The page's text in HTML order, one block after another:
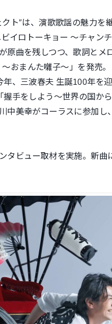
ト″は、演歌歌謡の魅力を
イロトーキョー 〜チャン
原曲を残しつつ、歌詞とメ
おまんた囃子〜」を発売
、三波春夫 生誕100年を
手をしよう〜世界の国か
中美幸がコーラスに参加
タビュー取材を実施。新